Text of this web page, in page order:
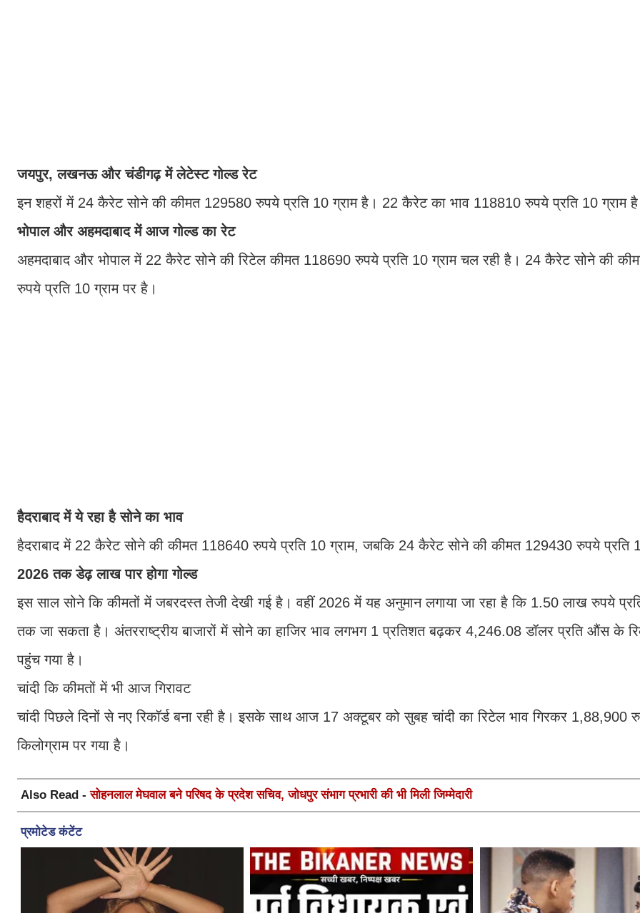
जयपुर, लखनऊ और चंडीगढ़ में लेटेस्ट गोल्ड रेट
इन शहरों में 24 कैरेट सोने की कीमत 129580 रुपये प्रति 10 ग्राम है। 22 कैरेट का भाव 118810 रुपये प्रति 10 ग्राम
भोपाल और अहमदाबाद में आज गोल्ड का रेट
अहमदाबाद और भोपाल में 22 कैरेट सोने की रिटेल कीमत 118690 रुपये प्रति 10 ग्राम चल रही है। 24 कैरेट सोने की
रुपये प्रति 10 ग्राम पर है।
हैदराबाद में ये रहा है सोने का भाव
हैदराबाद में 22 कैरेट सोने की कीमत 118640 रुपये प्रति 10 ग्राम, जबकि 24 कैरेट सोने की कीमत 129430 रुपये प्रति
2026 तक डेढ़ लाख पार होगा गोल्ड
इस साल सोने कि कीमतों में जबरदस्त तेजी देखी गई है। वहीं 2026 में यह अनुमान लगाया जा रहा है कि 1.50 लाख रुपये
तक जा सकता है। अंतरराष्ट्रीय बाजारों में सोने का हाजिर भाव लगभग 1 प्रतिशत बढ़कर 4,246.08 डॉलर प्रति औंस के
पहुंच गया है।
चांदी कि कीमतों में भी आज गिरावट
चांदी पिछले दिनों से नए रिकॉर्ड बना रही है। इसके साथ आज 17 अक्टूबर को सुबह चांदी का रिटेल भाव गिरकर 1,88,900
किलोग्राम पर गया है।
Also Read -सोहनलाल मेघवाल बने परिषद के प्रदेश सचिव, जोधपुर संभाग प्रभारी की भी मिली जिम्मेदारी